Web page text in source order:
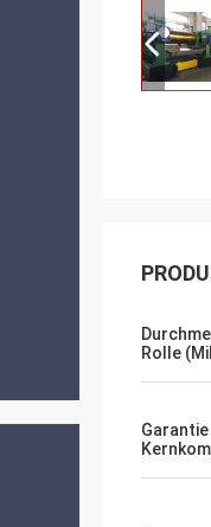
Rolle
Garantie